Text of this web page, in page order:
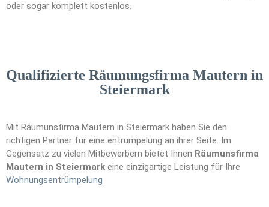
oder sogar komplett kostenlos.
Qualifizierte Räumungsfirma Mautern in
Steiermark
Mit Räumunsfirma Mautern in Steiermark haben Sie den
richtigen Partner für eine entrümpelung an ihrer Seite. Im
Gegensatz zu vielen Mitbewerbern bietet Ihnen Räumunsfirma
Mautern in Steiermark eine einzigartige Leistung für Ihre
Wohnungsentrümpelung